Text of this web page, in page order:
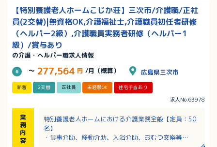
【特別養護老人ホームこじか荘】三次市/介護職/正社
員(2交替)|無資格OK,介護福祉士,介護職員初任者研修
（ヘルパー2級）,介護職員実務者研修（ヘルパー1
級）/賞与あり
の介護・ヘルパー職求人情報
～ 277,564 円 /月（概算） 広島県三次市
新着 2交替 正社員 未経験OK 住宅手当あり
求人No.63978
業
務
内
容
特別養護老人ホームにおける介護業務全般【定員：50
名】
・食事介助、移動介助、入浴介助、おむつ交換等